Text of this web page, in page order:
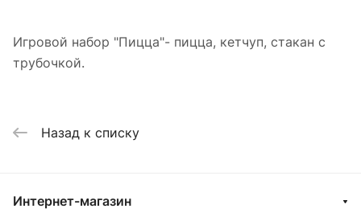
Игровой набор "Пицца"- пицца, кетчуп, стакан с
трубочкой.
Назад к списку
Интернет-магазин